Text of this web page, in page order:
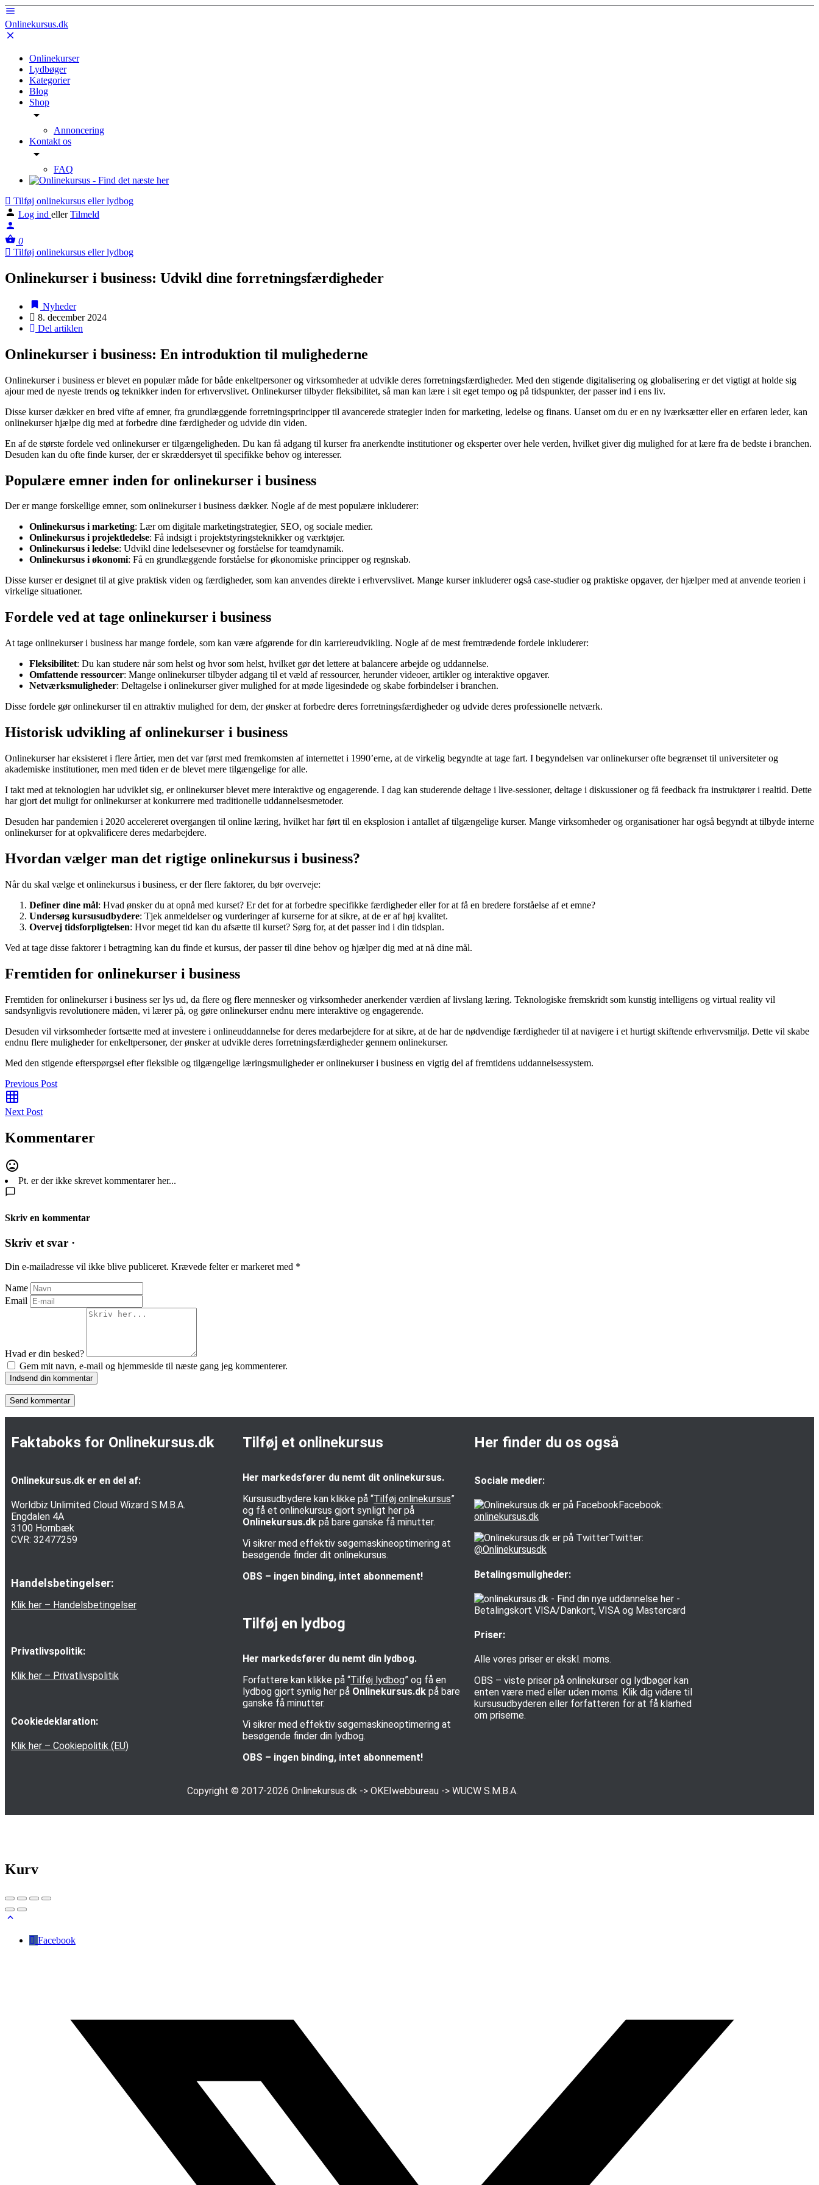
Onlinekursus.dk
Onlinekurser
Lydbøger
Kategorier
Blog
Shop
Annoncering
Kontakt os
FAQ
Tilføj onlinekursus eller lydbog
Log ind eller Tilmeld
0
Tilføj onlinekursus eller lydbog
Onlinekurser i business: Udvikl dine forretningsfærdigheder
Nyheder
8. december 2024
Del artiklen
Onlinekurser i business: En introduktion til mulighederne
Onlinekurser i business er blevet en populær måde for både enkeltpersoner og virksomheder at udvikle deres forretningsfærdigheder. Med den stigende digitalisering og globalisering er det vigtigt at holde sig
ajour med de nyeste trends og teknikker inden for erhvervslivet. Onlinekurser tilbyder fleksibilitet, så man kan lære i sit eget tempo og på tidspunkter, der passer ind i ens liv.
Disse kurser dækker en bred vifte af emner, fra grundlæggende forretningsprincipper til avancerede strategier inden for marketing, ledelse og finans. Uanset om du er en ny iværksætter eller en erfaren leder, kan
onlinekurser hjælpe dig med at forbedre dine færdigheder og udvide din viden.
En af de største fordele ved onlinekurser er tilgængeligheden. Du kan få adgang til kurser fra anerkendte institutioner og eksperter over hele verden, hvilket giver dig mulighed for at lære fra de bedste i branchen.
Desuden kan du ofte finde kurser, der er skræddersyet til specifikke behov og interesser.
Populære emner inden for onlinekurser i business
Der er mange forskellige emner, som onlinekurser i business dækker. Nogle af de mest populære inkluderer:
Onlinekursus i marketing: Lær om digitale marketingstrategier, SEO, og sociale medier.
Onlinekursus i projektledelse: Få indsigt i projektstyringsteknikker og værktøjer.
Onlinekursus i ledelse: Udvikl dine ledelsesevner og forståelse for teamdynamik.
Onlinekursus i økonomi: Få en grundlæggende forståelse for økonomiske principper og regnskab.
Disse kurser er designet til at give praktisk viden og færdigheder, som kan anvendes direkte i erhvervslivet. Mange kurser inkluderer også case-studier og praktiske opgaver, der hjælper med at anvende teorien i
virkelige situationer.
Fordele ved at tage onlinekurser i business
At tage onlinekurser i business har mange fordele, som kan være afgørende for din karriereudvikling. Nogle af de mest fremtrædende fordele inkluderer:
Fleksibilitet: Du kan studere når som helst og hvor som helst, hvilket gør det lettere at balancere arbejde og uddannelse.
Omfattende ressourcer: Mange onlinekurser tilbyder adgang til et væld af ressourcer, herunder videoer, artikler og interaktive opgaver.
Netværksmuligheder: Deltagelse i onlinekurser giver mulighed for at møde ligesindede og skabe forbindelser i branchen.
Disse fordele gør onlinekurser til en attraktiv mulighed for dem, der ønsker at forbedre deres forretningsfærdigheder og udvide deres professionelle netværk.
Historisk udvikling af onlinekurser i business
Onlinekurser har eksisteret i flere årtier, men det var først med fremkomsten af internettet i 1990’erne, at de virkelig begyndte at tage fart. I begyndelsen var onlinekurser ofte begrænset til universiteter og
akademiske institutioner, men med tiden er de blevet mere tilgængelige for alle.
I takt med at teknologien har udviklet sig, er onlinekurser blevet mere interaktive og engagerende. I dag kan studerende deltage i live-sessioner, deltage i diskussioner og få feedback fra instruktører i realtid. Dette
har gjort det muligt for onlinekurser at konkurrere med traditionelle uddannelsesmetoder.
Desuden har pandemien i 2020 accelereret overgangen til online læring, hvilket har ført til en eksplosion i antallet af tilgængelige kurser. Mange virksomheder og organisationer har også begyndt at tilbyde interne
onlinekurser for at opkvalificere deres medarbejdere.
Hvordan vælger man det rigtige onlinekursus i business?
Når du skal vælge et onlinekursus i business, er der flere faktorer, du bør overveje:
Definer dine mål: Hvad ønsker du at opnå med kurset? Er det for at forbedre specifikke færdigheder eller for at få en bredere forståelse af et emne?
Undersøg kursusudbydere: Tjek anmeldelser og vurderinger af kurserne for at sikre, at de er af høj kvalitet.
Overvej tidsforpligtelsen: Hvor meget tid kan du afsætte til kurset? Sørg for, at det passer ind i din tidsplan.
Ved at tage disse faktorer i betragtning kan du finde et kursus, der passer til dine behov og hjælper dig med at nå dine mål.
Fremtiden for onlinekurser i business
Fremtiden for onlinekurser i business ser lys ud, da flere og flere mennesker og virksomheder anerkender værdien af livslang læring. Teknologiske fremskridt som kunstig intelligens og virtual reality vil
sandsynligvis revolutionere måden, vi lærer på, og gøre onlinekurser endnu mere interaktive og engagerende.
Desuden vil virksomheder fortsætte med at investere i onlineuddannelse for deres medarbejdere for at sikre, at de har de nødvendige færdigheder til at navigere i et hurtigt skiftende erhvervsmiljø. Dette vil skabe
endnu flere muligheder for enkeltpersoner, der ønsker at udvikle deres forretningsfærdigheder gennem onlinekurser.
Med den stigende efterspørgsel efter fleksible og tilgængelige læringsmuligheder er onlinekurser i business en vigtig del af fremtidens uddannelsessystem.
Previous Post
Next Post
Kommentarer
Pt. er der ikke skrevet kommentarer her...
Skriv en kommentar
Skriv et svar ·
Din e-mailadresse vil ikke blive publiceret. Krævede felter er markeret med *
Name
Email
Hvad er din besked?
Gem mit navn, e-mail og hjemmeside til næste gang jeg kommenterer.
Indsend din kommentar
Faktaboks for Onlinekursus.dk
Onlinekursus.dk er en del af:
Worldbiz Unlimited Cloud Wizard S.M.B.A.
Engdalen 4A
3100 Hornbæk
CVR: 32477259
Handelsbetingelser:
Klik her – Handelsbetingelser
Privatlivspolitik:
Klik her – Privatlivspolitik
Cookiedeklaration:
Klik her – Cookiepolitik (EU)
Tilføj et onlinekursus
Her markedsfører du nemt dit onlinekursus.
Kursusudbydere kan klikke på “Tilføj onlinekursus”
og få et onlinekursus gjort synligt her på
Onlinekursus.dkpå bare ganske få minutter.
Vi sikrer med effektiv søgemaskineoptimering at
besøgende finder dit onlinekursus.
OBS – ingen binding, intet abonnement!
Tilføj en lydbog
Her markedsfører du nemt din lydbog.
Forfattere kan klikke på “Tilføj lydbog” og få en
lydbog gjort synlig her på Onlinekursus.dkpå bare
ganske få minutter.
Vi sikrer med effektiv søgemaskineoptimering at
besøgende finder din lydbog.
OBS – ingen binding, intet abonnement!
Her finder du os også
Sociale medier:
Facebook:
onlinekursus.dk
Twitter:
@Onlinekursusdk
Betalingsmuligheder:
Priser:
Alle vores priser er ekskl. moms.
OBS – viste priser på onlinekurser og lydbøger kan
enten være med eller uden moms. Klik dig videre til
kursusudbyderen eller forfatteren for at få klarhed
om priserne.
Copyright © 2017-2026 Onlinekursus.dk -> OKEIwebbureau-> WUCW S.M.B.A.
Kurv
Facebook